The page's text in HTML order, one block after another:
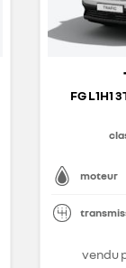
FG L1H1
moteur
vendu